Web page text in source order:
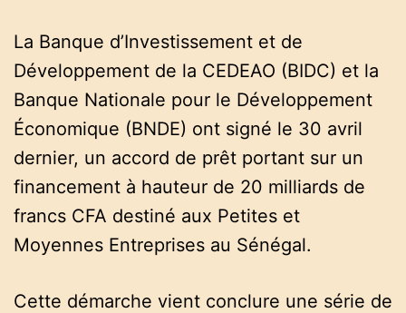
La Banque d’Investissement et de
Développement de la CEDEAO (BIDC) et la
Banque Nationale pour le Développement
Économique (BNDE) ont signé le 30 avril
dernier, un accord de prêt portant sur un
financement à hauteur de 20 milliards de
francs CFA destiné aux Petites et
Moyennes Entreprises au Sénégal.
Cette démarche vient conclure une série de